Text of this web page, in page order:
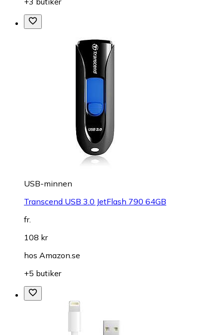
USB-minnen
Transcend USB 3.0 JetFlash 790 64GB
fr.
108 kr
hos Amazon.se
+5 butiker